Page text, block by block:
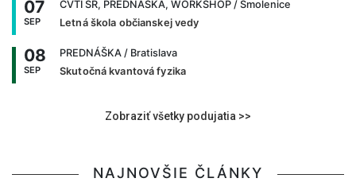
07
SEP
CVTI SR, PREDNÁŠKA, WORKSHOP / Smolenice
Letná škola občianskej vedy
08
SEP
PREDNÁŠKA / Bratislava
Skutočná kvantová fyzika
Zobraziť všetky podujatia >>
NAJNOVŠIE ČLÁNKY